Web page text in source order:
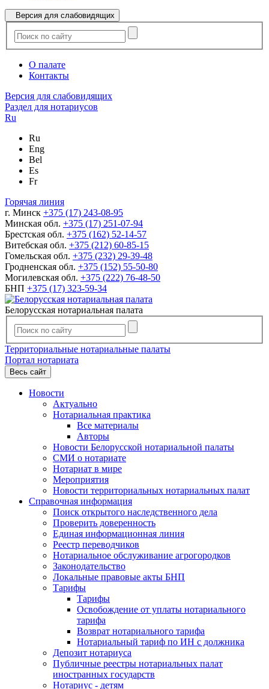
Версия для слабовидящих
О палате
Контакты
Версия для слабовидящих
Раздел для нотариусов
Ru
Ru
Eng
Bel
Es
Fr
Горячая линия
г. Минск +375 (17) 243-08-95
Минская обл. +375 (17) 251-07-94
Брестская обл. +375 (162) 52-14-57
Витебская обл. +375 (212) 60-85-15
Гомельская обл. +375 (232) 29-39-48
Гродненская обл. +375 (152) 55-50-80
Могилевская обл. +375 (222) 76-48-50
БНП +375 (17) 323-59-34
Белорусская нотариальная палата
Территориальные нотариальные палаты
Портал нотариата
Весь сайт
Новости
Актуально
Нотариальная практика
Все материалы
Авторы
Новости Белорусской нотариальной палаты
СМИ о нотариате
Нотариат в мире
Мероприятия
Новости территориальных нотариальных палат
Справочная информация
Поиск открытого наследственного дела
Проверить доверенность
Единая информационная линия
Реестр переводчиков
Нотариальное обслуживание агрогородков
Законодательство
Локальные правовые акты БНП
Тарифы
Тарифы
Освобождение от уплаты нотариального
тарифа
Возврат нотариального тарифа
Нотариальный тариф по ИН с должника
Депозит нотариуса
Публичные реестры нотариальных палат
иностранных государств
Нотариус - детям